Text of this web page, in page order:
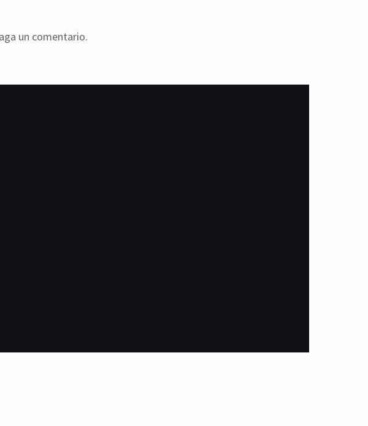
un comentario.